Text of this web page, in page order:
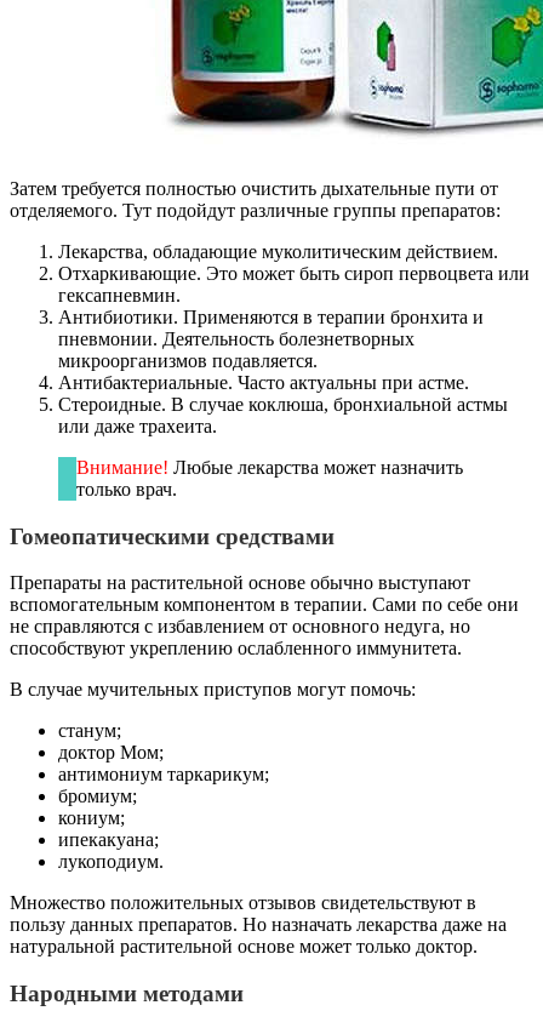
Затем требуется полностью очистить дыхательные пути от
отделяемого. Тут подойдут различные группы препаратов:
Лекарства, обладающие муколитическим действием.
Отхаркивающие. Это может быть сироп первоцвета или
гексапневмин.
Антибиотики. Применяются в терапии бронхита и
пневмонии. Деятельность болезнетворных
микроорганизмов подавляется.
Антибактериальные. Часто актуальны при астме.
Стероидные. В случае коклюша, бронхиальной астмы
или даже трахеита.
Внимание! Любые лекарства может назначить
только врач.
Гомеопатическими средствами
Препараты на растительной основе обычно выступают
вспомогательным компонентом в терапии. Сами по себе они
не справляются с избавлением от основного недуга, но
способствуют укреплению ослабленного иммунитета.
В случае мучительных приступов могут помочь:
станум;
доктор Мом;
антимониум таркарикум;
бромиум;
кониум;
ипекакуана;
лукоподиум.
Множество положительных отзывов свидетельствуют в
пользу данных препаратов. Но назначать лекарства даже на
натуральной растительной основе может только доктор.
Народными методами